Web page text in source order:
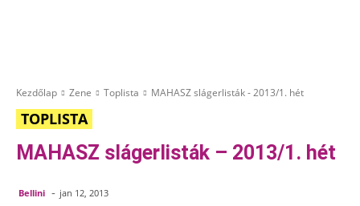
Kezdőlap Zene Toplista MAHASZ slágerlisták - 2013/1. hét
TOPLISTA
MAHASZ slágerlisták – 2013/1. hét
Bellini - jan 12, 2013